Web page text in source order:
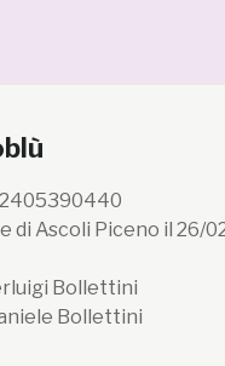
Ascoli Piceno il 26/
Bollettini
Bollettini